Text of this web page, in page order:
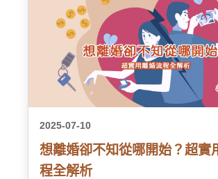
2025-07-10
想離婚卻不知從哪開始？超實
程全解析